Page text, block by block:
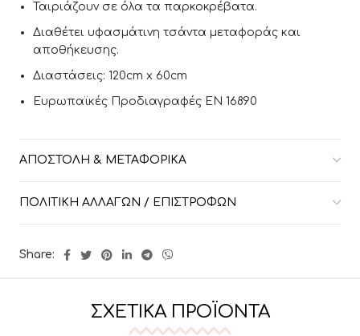
Ταιριάζουν σε όλα τα παρκοκρέβατα.
Διαθέτει υφασμάτινη τσάντα μεταφοράς και
αποθήκευσης.
Διαστάσεις: 120cm x 60cm
Ευρωπαϊκές Προδιαγραφές ΕΝ 16890
ΑΠΟΣΤΟΛΉ & ΜΕΤΑΦΟΡΙΚΆ
ΠΟΛΙΤΙΚΉ ΑΛΛΑΓΏΝ / ΕΠΙΣΤΡΟΦΏΝ
Share:
ΣΧΕΤΙΚΆ ΠΡΟΪΌΝΤΑ